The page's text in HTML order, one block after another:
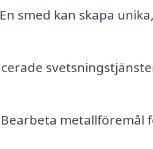
En smed kan skapa
Bearbeta metallföremål